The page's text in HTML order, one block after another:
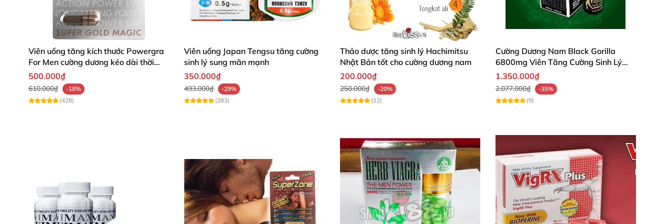
hiệu quả vĩnh viễn. Sản phẩm bán chạy ở châu Á là sản phẩm an toàn cho sức khỏe và không có tác dụng phụLưu ý:Hiệu
quả nhanh hay chậm sẽ tùy thuộc vào cơ địa mỗi người
không tái sử dụng trong 24 giờ.
Viên uống tăng kích thước Powergra
For Men cường dương kéo dài thời
gian
500.000₫
610.000₫
-18%
(428)
Viên uống Japan Tengsu tăng cường
sinh lý sung mãn mạnh
350.000₫
493.000₫
-29%
(383)
Thảo dược tăng sinh lý Hachimitsu
Nhật Bản tốt cho cường dương nam
200.000₫
250.000₫
-20%
(12)
Cường Dương Nam Black Gorilla
6800mg Viên Tăng Cường Sinh Lý
Nam
1.350.000₫
2.077.000₫
-35%
(9)